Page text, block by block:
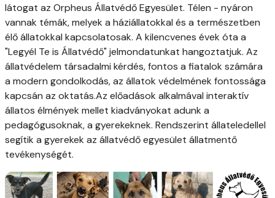
látogat az Orpheus Állatvédő Egyesület. Télen - nyáron
vannak témák, melyek a háziállatokkal és a természetben
élő állatokkal kapcsolatosak. A kilencvenes évek óta a
"Legyél Te is Állatvédő" jelmondatunkat hangoztatjuk. Az
állatvédelem társadalmi kérdés, fontos a fiatalok számára
a modern gondolkodás, az állatok védelmének fontossága
kapcsán az oktatás.Az előadások alkalmával interaktív
állatos élmények mellet kiadványokat adunk a
pedagógusoknak, a gyerekeknek. Rendszerint állateledellel
segítik a gyerekek az állatvédő egyesület állatmentő
tevékenységét.